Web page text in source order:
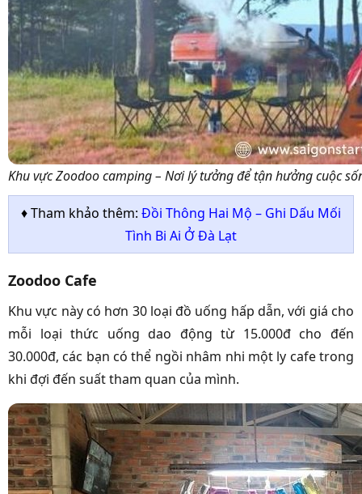
Khu vực Zoodoo camping – Nơi lý tưởng để tận hưởng cuộc
♦ Tham khảo thêm: Đồi Thông Hai Mộ – Ghi Dấu Mối
Tình Bi Ai Ở Đà Lạt
Zoodoo Cafe
Khu vực này có hơn 30 loại đồ uống hấp dẫn, với giá cho
mỗi loại thức uống dao động từ 15.000đ cho đến
30.000đ, các bạn có thể ngồi nhâm nhi một ly cafe trong
khi đợi đến suất tham quan của mình.